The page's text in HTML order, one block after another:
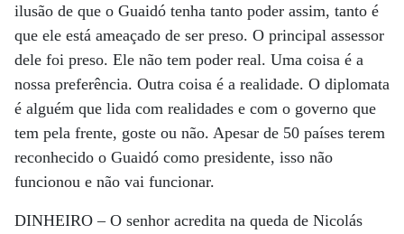
ilusão de que o Guaidó tenha tanto poder assim, tanto é
que ele está ameaçado de ser preso. O principal assessor
dele foi preso. Ele não tem poder real. Uma coisa é a
nossa preferência. Outra coisa é a realidade. O diplomata
é alguém que lida com realidades e com o governo que
tem pela frente, goste ou não. Apesar de 50 países terem
reconhecido o Guaidó como presidente, isso não
funcionou e não vai funcionar.
DINHEIRO –O senhor acredita na queda de Nicolás